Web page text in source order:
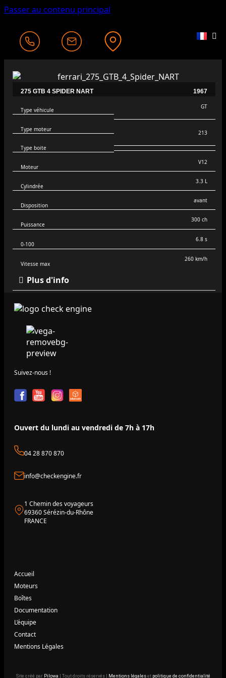
Passer au contenu principal
275 GTB 4 SPIDER NART 1967
Type véhicule
Type moteur
Type boite
GT
213
Moteur
Cylindrée
Disposition
V12
3.3 L
avant
Puissance
0-100
Vitesse max
300 ch
6.8 s
260 km/h
Plus d'info
Suivez-nous !
Ouvert du lundi au vendredi de 7h à 17h
04 28 870 870
info@checkengine.fr
1 Chemin des voyageurs
69360 Sérézin-du-Rhône
FRANCE
Accueil
Moteurs
Boîtes
Documentation
L’équipe
Contact
Mentions Légales
Site créé par Pilowa | Tout droits réservés | Mentions légaleset politique de confidentialité